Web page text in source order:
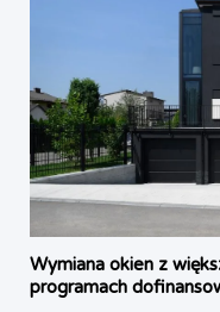
Wymiana okien z
programach